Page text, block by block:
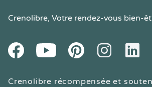
Crenolibre, Votre rendez-vous bien-
FacebookYoutube PinteresetInstagramLinkedIn
Crenolibre récompensée et